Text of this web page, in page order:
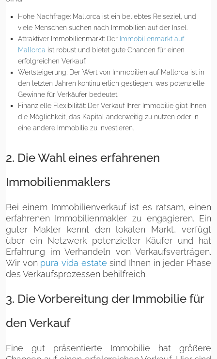
Hohe Nachfrage: Mallorca ist ein beliebtes Reiseziel, und
viele Menschen suchen nach Immobilien auf der Insel.
Attraktiver Immobilienmarkt: Der Immobilienmarkt auf
Mallorca ist robust und bietet gute Chancen für einen
erfolgreichen Verkauf.
Wertsteigerung: Der Wert von Immobilien auf Mallorca ist in
den letzten Jahren kontinuierlich gestiegen, was potenzielle
Gewinne für Verkäufer bedeutet.
Finanzielle Flexibilität: Der Verkauf Ihrer Immobilie gibt Ihnen
die Möglichkeit, das Kapital anderweitig zu nutzen oder in
eine andere Immobilie zu investieren.
2. Die Wahl eines erfahrenen
Immobilienmaklers
Bei einem Immobilienverkauf ist es ratsam, einen
erfahrenen Immobilienmakler zu engagieren. Ein
guter Makler kennt den lokalen Markt, verfügt
über ein Netzwerk potenzieller Käufer und hat
Erfahrung im Verhandeln von Verkaufsverträgen.
Wir von pura vida estate sind Ihnen in jeder Phase
des Verkaufsprozessen behilfreich.
3. Die Vorbereitung der Immobilie für
den Verkauf
Eine gut präsentierte Immobilie hat größere